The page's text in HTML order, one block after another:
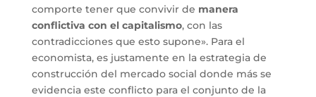
comporte tener que convivir de manera
conflictiva con el capitalismo, con las
contradicciones que esto supone». Para el
economista, es justamente en la estrategia de
construcción del mercado social donde más se
evidencia este conflicto para el conjunto de la